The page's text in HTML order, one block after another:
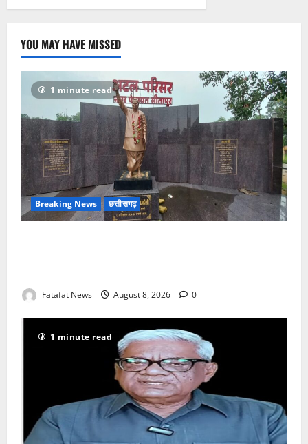
धावा,
नगदी
समेत
कीमती
सामान
किया
पार
YOU MAY HAVE MISSED
1 minute read
Breaking News छत्तीसगढ़
Fatafat News August 8, 2026 0
1 minute read